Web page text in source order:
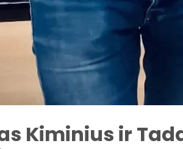
Kiminius ir